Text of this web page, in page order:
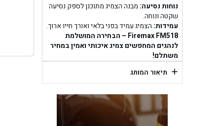
נוחות נסיעה: מבנה הצמיג מתוכנן לספק נסיעה
שקטה ונוחה.
עמידות: הצמיג עמיד בפני בלאי ואורך חייו ארוך.
Firemax FM518 – הבחירה המושלמת
לנהגים המחפשים צמיג איכותי ואמין במחיר
משתלם!
+ תיאור המותג